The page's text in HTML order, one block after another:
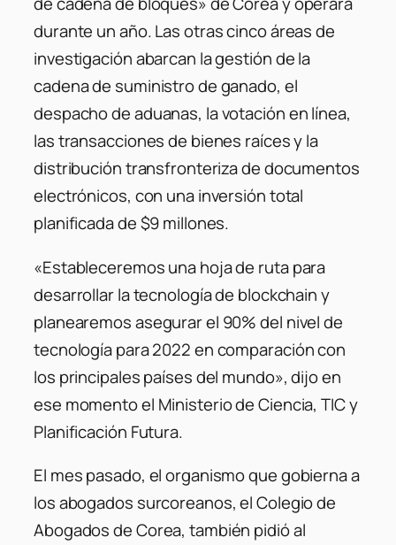
durante un año. Las otras cinco áreas de
investigación abarcan la gestión de la
cadena de suministro de ganado, el
despacho de aduanas, la votación en línea,
las transacciones de bienes raíces y la
distribución transfronteriza de documentos
electrónicos, con una inversión total
planificada de $9 millones.
«Estableceremos una hoja de ruta para
desarrollar la tecnología de blockchain y
planearemos asegurar el 90% del nivel de
tecnología para 2022 en comparación con
los principales países del mundo», dijo en
ese momento el Ministerio de Ciencia, TIC y
Planificación Futura.
El mes pasado, el organismo que gobierna a
los abogados surcoreanos, el Colegio de
Abogados de Corea, también pidió al